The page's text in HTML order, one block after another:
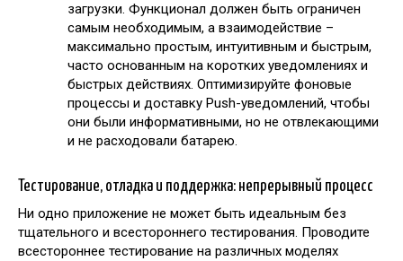
загрузки. Функционал должен быть ограничен
самым необходимым, а взаимодействие –
максимально простым, интуитивным и быстрым,
часто основанным на коротких уведомлениях и
быстрых действиях. Оптимизируйте фоновые
процессы и доставку Push-уведомлений, чтобы
они были информативными, но не отвлекающими
и не расходовали батарею.
Тестирование, отладка и поддержка: непрерывный процесс
Ни одно приложение не может быть идеальным без
тщательного и всестороннего тестирования. Проводите
всестороннее тестирование на различных моделях